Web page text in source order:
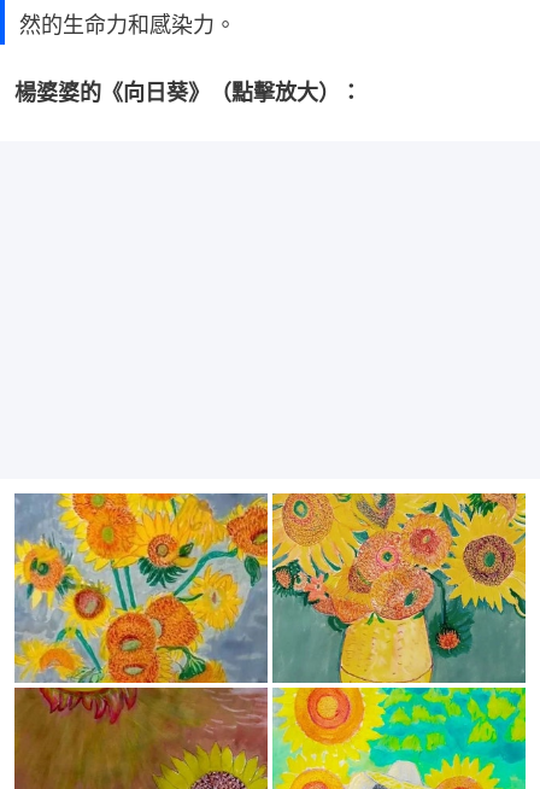
然的生命力和感染力。
楊婆婆的《向日葵》（點擊放大）：